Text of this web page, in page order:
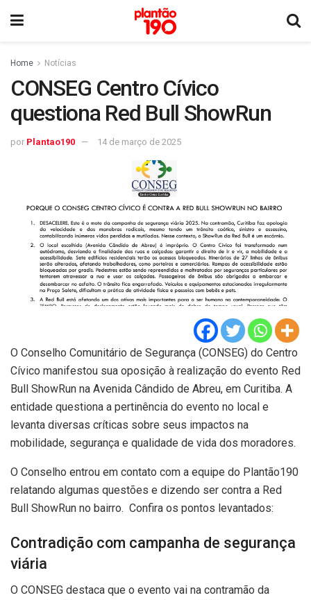
Home Notícias
CONSEG Centro Cívico
questiona Red Bull ShowRun
por Plantao190 14 de março de 2025
O Conselho Comunitário de Segurança (CONSEG) do Centro
Cívico manifestou sua oposição à realização do evento Red
Bull ShowRun na Avenida Cândido de Abreu, em Curitiba. A
entidade questiona a pertinência do evento no local e
levanta diversas críticas sobre seus impactos na
mobilidade, segurança e qualidade de vida dos moradores.
O Conselho entrou em contato com a equipe do Plantão190
relatando algumas questões e dizendo ser contra a Red
Bull ShowRun no bairro. Confira os pontos levantados:
Contradição com campanha de segurança
viária
O CONSEG destaca que o evento vai na contramão da